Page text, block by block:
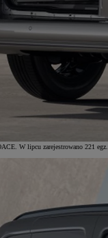
W lipcu zarejestrowano 221